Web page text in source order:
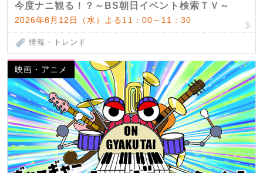
今度ナニ観る！？～BS朝日イベント検索ＴＶ～
2026年8月12日（水）よる11：00～11：30
情報・トレンド
映画・アニメ